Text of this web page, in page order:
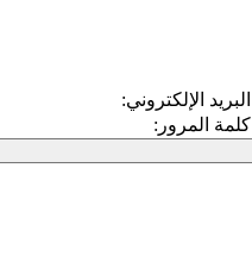
البريد الإلكتروني:
كلمة المرور: